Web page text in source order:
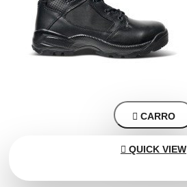
 CARRO
 QUICK VIEW